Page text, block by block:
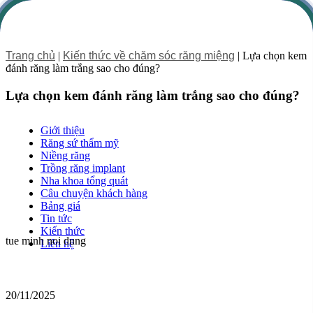
Giới thiệu
Răng sứ thẩm mỹ
Niềng răng
Trồng răng implant
Nha khoa tổng quát
Câu chuyện khách hàng
Bảng giá
Tin tức
Kiến thức
Liên hệ
Trang chủ | Kiến thức về chăm sóc răng miệng | Lựa chọn kem
đánh răng làm trắng sao cho đúng?
Lựa chọn kem đánh răng làm trắng sao cho đúng?
tue minh noi dung
20/11/2025